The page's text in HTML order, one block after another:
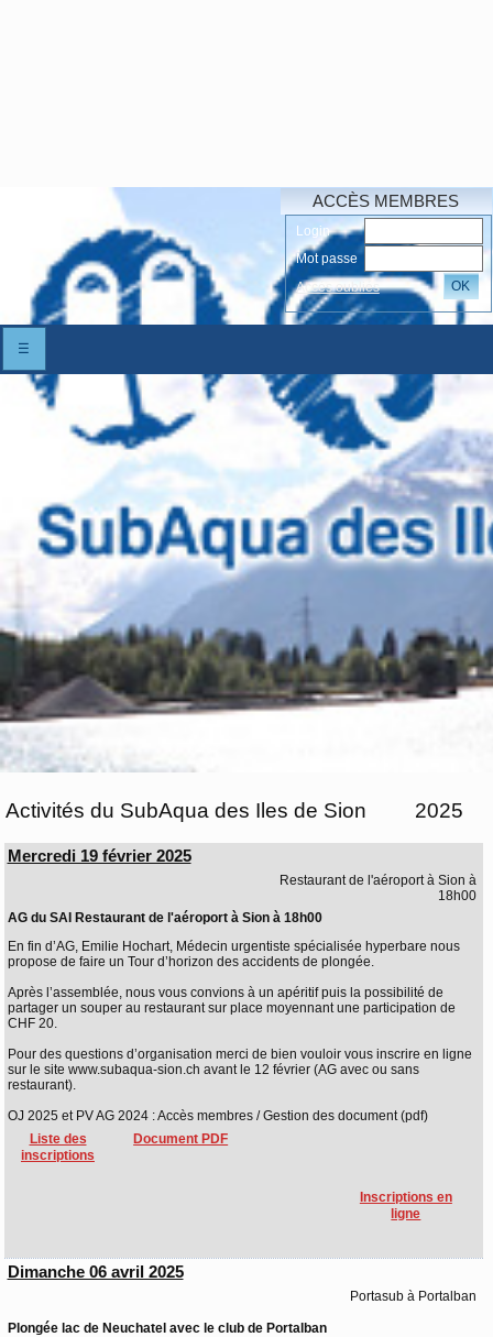
ACCÈS MEMBRES
Login
Mot passe
Accés oubliés
OK
☰
Activités du SubAqua des Iles de Sion 2025
Mercredi 19 février 2025
Restaurant de l'aéroport à Sion à
18h00
AG du SAI Restaurant de l'aéroport à Sion à 18h00
En fin d’AG, Emilie Hochart, Médecin urgentiste spécialisée hyperbare nous
propose de faire un Tour d’horizon des accidents de plongée.
Après l’assemblée, nous vous convions à un apéritif puis la possibilité de
partager un souper au restaurant sur place moyennant une participation de
CHF 20.
Pour des questions d’organisation merci de bien vouloir vous inscrire en ligne
sur le site www.subaqua-sion.ch avant le 12 février (AG avec ou sans
restaurant).
OJ 2025 et PV AG 2024 : Accès membres / Gestion des document (pdf)
Liste des
inscriptions
Document PDF
Inscriptions en
ligne
Dimanche 06 avril 2025
Portasub à Portalban
Plongée lac de Neuchatel avec le club de Portalban